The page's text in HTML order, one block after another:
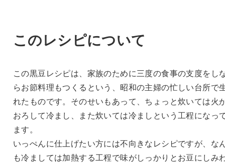
このレシピについて
この黒豆レシピは、家族のために三度の食事の支度をし
らお節料理もつくるという、昭和の主婦の忙しい台所で
れたものです。そのせいもあって、ちょっと炊いては火
おろして冷まし、また炊いては冷ましという工程になっ
ます。
いっぺんに仕上げたい方には不向きなレシピですが、な
も冷ましては加熱する工程で味がしっかりとお豆にしみ